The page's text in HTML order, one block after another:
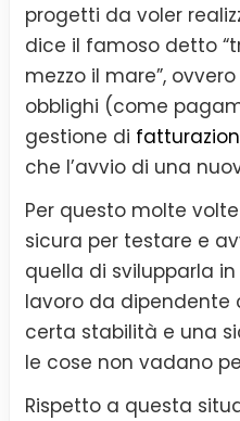
progetti da voler
dice il famoso detto
mezzo il mare”,
obblighi (come
gestione di
che l’avvio di una
Per questo molte
sicura per testare e
quella di svilupparla
lavoro da dipendente
certa stabilità e una
le cose non vadano
Rispetto a questa